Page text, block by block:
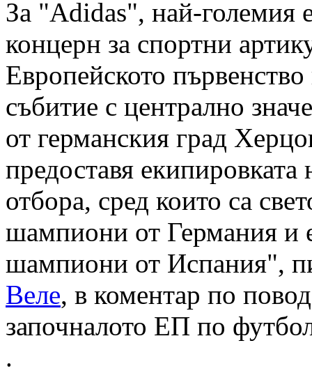
За "Аdidas", най-големия
концерн за спортни
Европейското
събитие с централно
от германския град
предоставя
отбора, сред които са
шампиони от Германия и
шампиони от Испания",
Веле, в коментар по
започналото ЕП по
.